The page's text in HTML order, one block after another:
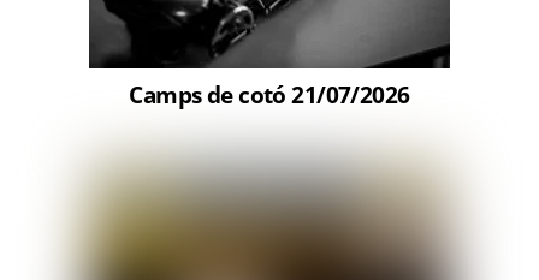
Camps de cotó 21/07/2026